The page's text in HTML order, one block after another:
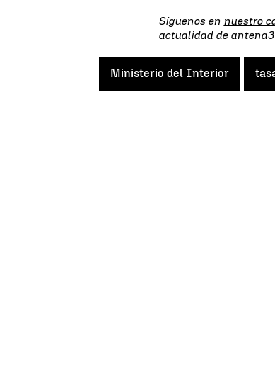
Síguenos en nuestro
actualidad de
Ministerio del Interior